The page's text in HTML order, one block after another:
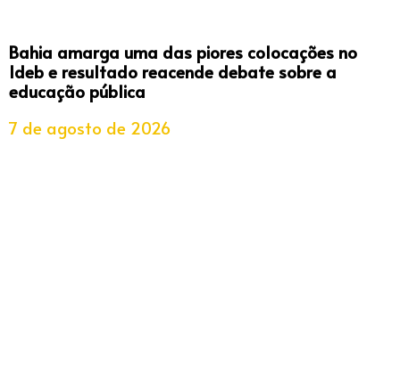
Bahia amarga uma das piores colocações no
Ideb e resultado reacende debate sobre a
educação pública
7 de agosto de 2026